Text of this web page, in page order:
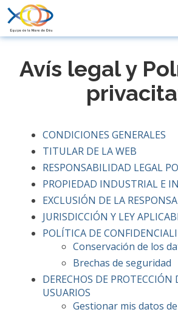
Avís legal y
CONDICIONES GENERALES
TITULAR DE LA WEB
RESPONSABILIDAD LEGAL
PROPIEDAD INDUSTRIAL E
EXCLUSIÓN DE LA
JURISDICCIÓN Y LEY
POLÍTICA DE
Conservación de los
Brechas de seguridad
DERECHOS DE PROTECCIÓN
USUARIOS
Gestionar mis datos